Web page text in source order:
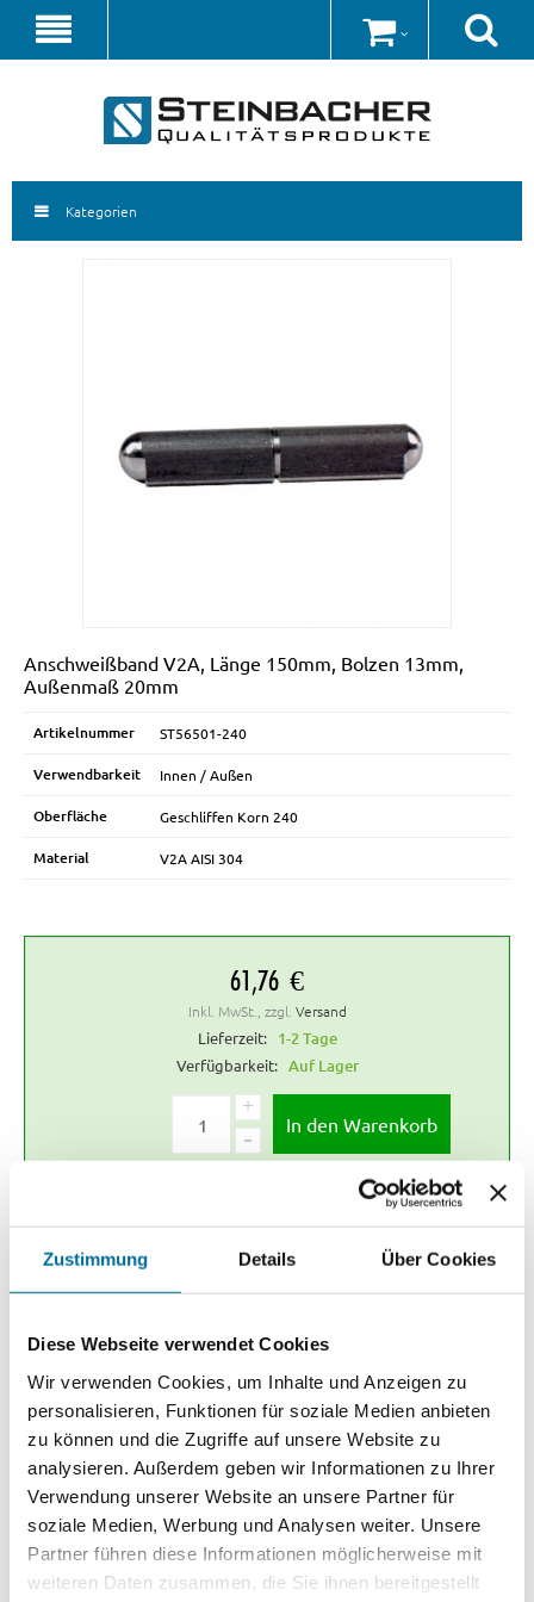
Zustimmung Details Über Cookies
Diese Webseite verwendet Cookies
Wir verwenden Cookies, um Inhalte und Anzeigen zu
personalisieren, Funktionen für soziale Medien anbieten
zu können und die Zugriffe auf unsere Website zu
analysieren. Außerdem geben wir Informationen zu Ihrer
Verwendung unserer Website an unsere Partner für
soziale Medien, Werbung und Analysen weiter. Unsere
Partner führen diese Informationen möglicherweise mit
weiteren Daten zusammen, die Sie ihnen bereitgestellt
Kategorien
Heim und Tür
Anschweißband V2A, Länge 150mm, Bolzen 13mm,
Außenmaß 20mm
Artikelnummer ST56501-240
Verwendbarkeit Innen / Außen
Oberfläche Geschliffen Korn 240
Material V2A AISI 304
61,76 €
Inkl. MwSt., zzgl. Versand
Lieferzeit: 1-2 Tage
Verfügbarkeit: Auf Lager
+
- In den Warenkorb
Kostenloser Versand ab 250€ (innerhalb Deutschland)
Anschweißband V2A, Länge 150mm, Bolzen 13mm, Außenmaß 20mm
SIE KÖNNTEN AUCH AN FOLGENDEN ARTIKELN
INTERESSIERT SEIN